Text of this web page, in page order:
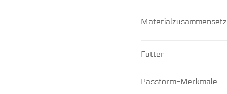
Futter
Passform-Merkmale